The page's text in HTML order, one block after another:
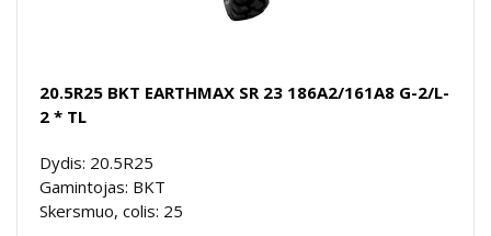
20.5R25 BKT EARTHMAX SR 23 186A2/161A8 G-2/L-
2 * TL
Dydis: 20.5R25
Gamintojas: BKT
Skersmuo, colis: 25